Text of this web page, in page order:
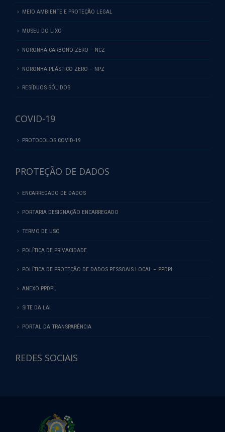
MEIO AMBIENTE E PROTEÇÃO LEGAL
MUSEU DO LIXO
NORONHA CARBONO ZERO – NCZ
NORONHA PLÁSTICO ZERO – NPZ
RESÍDUOS SÓLIDOS
COVID-19
PROTOCOLOS COVID-19
PROTEÇÃO DE DADOS
ENCARREGADO DE DADOS
PORTARIA DESIGNAÇÃO ENCARREGADO
TERMO DE USO
POLÍTICA DE PRIVACIDADE
POLÍTICA DE PROTEÇÃO DE DADOS PESSOAIS LOCAL – PPDPL
ANEXO PPDPL
SITE DA LAI
PORTAL DA TRANSPARÊNCIA
REDES SOCIAIS